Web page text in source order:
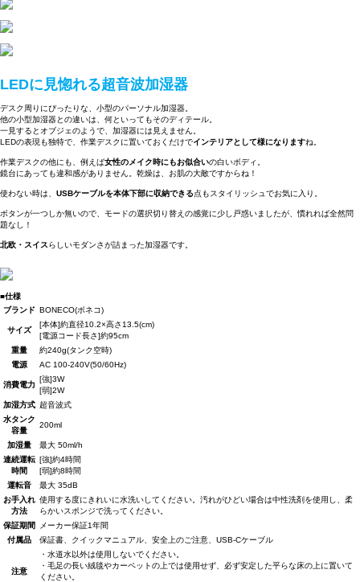
LEDに見惚れる超音波加湿器
デスク周りにぴったりな、小型のパーソナル加湿器。
他の小型加湿器との違いは、何といってもそのディテール。
一見するとオブジェのようで、加湿器には見えません。
LEDの表現も独特で、作業デスクに置いておくだけでインテリアとして様になりますね。
作業デスクの他にも、例えば女性のメイク時にもお似合いの白いボディ。
鏡台にあっても違和感がありません。乾燥は、お肌の大敵ですからね！
使わない時は、 USBケーブルを本体下部に収納できる点もスタイリッシュでお気に入り。
ボタンが一つしか無いので、モードの選択切り替えの感覚に少し戸惑いましたが、慣れれば全然問
題なし！
北欧・スイスらしいモダンさが詰まった加湿器です。
■仕様
ブランド BONECO(ボネコ)
サイズ
[本体]約直径10.2×高さ13.5(cm)
[電源コード長さ]約95cm
重量
約240g(タンク空時)
電源
AC 100-240V(50/60Hz)
消費電力
[強]3W
[弱]2W
加湿方式 超音波式
水タンク
容量
200ml
加湿量
最大 50ml/h
連続運転
時間
[強]約4時間
[弱]約8時間
運転音
最大 35dB
お手入れ
方法
使用する度にきれいに水洗いしてください。汚れがひどい場合は中性洗剤を使用し、柔
らかいスポンジで洗ってください。
保証期間
メーカー保証1年間
付属品
保証書、クイックマニュアル、安全上のご注意、USB-Cケーブル
注意
・水道水以外は使用しないでください。
・毛足の長い絨毯やカーペットの上では使用せず、必ず安定した平らな床の上に置いて
ください。